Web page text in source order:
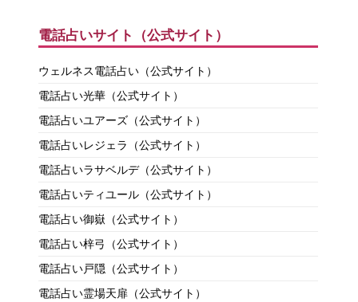
電話占いサイト（公式サイト）
ウェルネス電話占い（公式サイト）
電話占い光華（公式サイト）
電話占いユアーズ（公式サイト）
電話占いレジェラ（公式サイト）
電話占いラサベルデ（公式サイト）
電話占いティユール（公式サイト）
電話占い御嶽（公式サイト）
電話占い梓弓（公式サイト）
電話占い戸隠（公式サイト）
電話占い霊場天扉（公式サイト）